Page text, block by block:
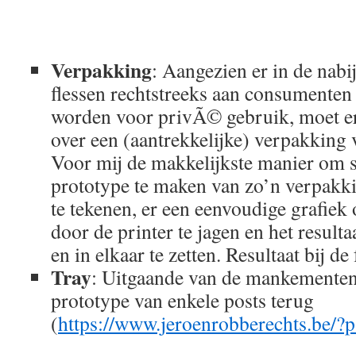
Verpakking: Aangezien er in de
flessen rechtstreeks aan
worden voor privÃ© gebruik, moet
over een (aantrekkelijke) verpakking
Voor mij de makkelijkste manier om
prototype te maken van zo’n
te tekenen, er een eenvoudige grafiek
door de printer te jagen en het
en in elkaar te zetten. Resultaat bij de
Tray: Uitgaande van de
prototype van enkele posts terug
(https://www.jeroenrobberechts.be/